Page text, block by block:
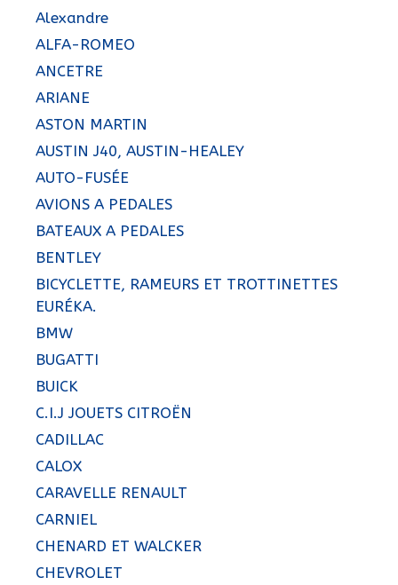
Alexandre
ALFA-ROMEO
ANCETRE
ARIANE
ASTON MARTIN
AUSTIN J40, AUSTIN-HEALEY
AUTO-FUSÉE
AVIONS A PEDALES
BATEAUX A PEDALES
BENTLEY
BICYCLETTE, RAMEURS ET TROTTINETTES
EURÉKA.
BMW
BUGATTI
BUICK
C.I.J JOUETS CITROËN
CADILLAC
CALOX
CARAVELLE RENAULT
CARNIEL
CHENARD ET WALCKER
CHEVROLET